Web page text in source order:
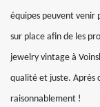
équipes peuvent venir
sur place afin de les
jewelry vintage à
qualité et juste. Après
raisonnablement !